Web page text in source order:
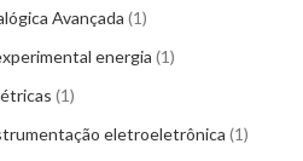
Avançada 1
energia 1
1
eletroeletrônica 1